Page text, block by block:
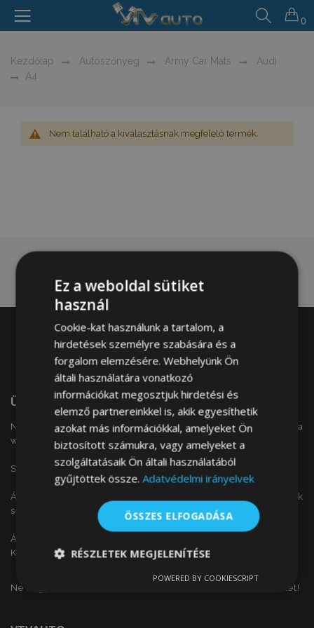
0
Kezdőlap Autószőnyeg Army Car Mats
Audi
A4
Nem található a kiválasztásnak megfelelő termék.
Üdvözöljük
Nem találta meg a keresett autóalkatrészt a
weboldalunkon?
Szeretne érdeklődni alkatrész árainkról?
Árajánlat kérését leadhatja a következő űrlap kitöltésének
segítségével.
Árajánlat kéréshez kattintson
Köszönjük!
Ne hagyja ki a nap ajánlatait, akcióit és az olcsó termékeket!
Ez a weboldal sütiket
használ
Cookie-kat használunk a tartalom, a
hirdetések személyre szabására és a
forgalom elemzésére. Webhelyünk Ön
általi használatára vonatkozó
információkat megosztjuk hirdetési és
elemző partnereinkkel is, akik egyesíthetik
azokat más információkkal, amelyeket Ön
biztosított számukra, vagy amelyeket a
szolgáltatásaik Ön általi használatából
gyűjtöttek össze.Adatvédelmi irányelvek
ÖSSZES ELFOGADÁSA
RÉSZLETEK MEGJELENÍTÉSE
Elengedhetetlenül
szükséges
Teljesítmény
POWERED BY COOKIESCRIPT